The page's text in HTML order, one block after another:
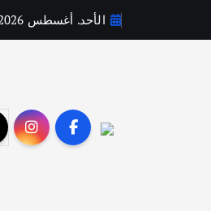
الأحد. أغسطس 9th, 2026